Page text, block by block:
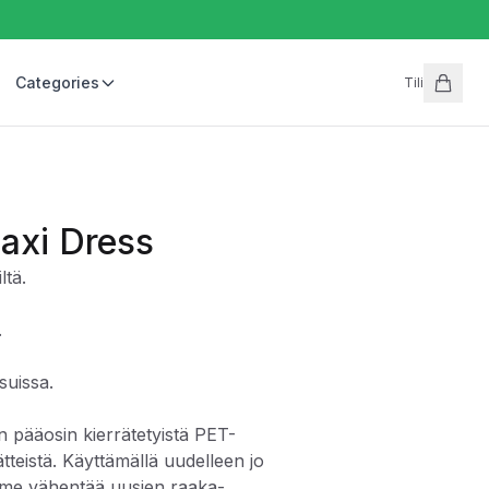
Categories Tili
Dress
pääosin kierrätetyistä PET-
Käyttämällä uudelleen jo